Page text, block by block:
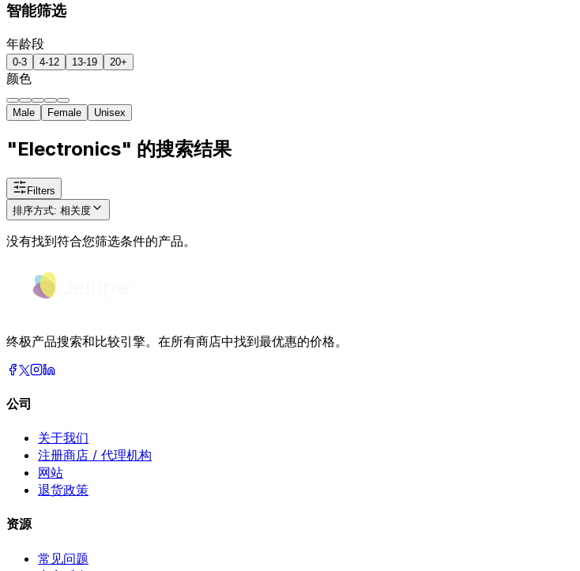
智能筛选
年龄段
0-3 4-12 13-19 20+
颜色
Male Female Unisex
"Electronics" 的搜索结果
Filters
排序方式: 相关度
没有找到符合您筛选条件的产品。
终极产品搜索和比较引擎。在所有商店中找到最优惠的价格。
公司
关于我们
注册商店 / 代理机构
网站
退货政策
资源
常见问题